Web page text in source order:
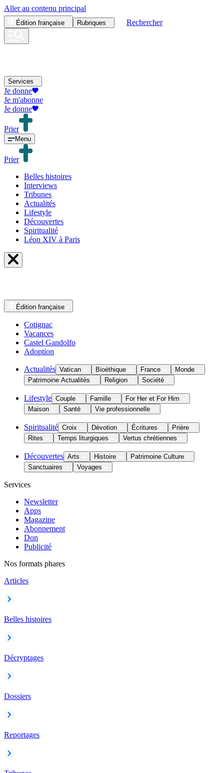
Aller au contenu principal
Édition française Rubriques Rechercher
Services
Je donne
Je m'abonne
Je donne
Prier
Menu
Prier
Belles histoires
Interviews
Tribunes
Actualités
Lifestyle
Découvertes
Spiritualité
Léon XIV à Paris
Édition française
Cotignac
Vacances
Castel Gandolfo
Adoption
Actualités Vatican Bioéthique France
Monde
Patrimoine Actualités
Religion Société
Lifestyle Couple Famille
For Her et For Him
Maison
Santé Vie professionnelle
Spiritualité Croix Dévotion Écritures
Prière
Rites
Temps liturgiques Vertus chrétiennes
Découvertes Arts Histoire
Patrimoine Culture
Sanctuaires
Voyages
Services
Newsletter
Apps
Magazine
Abonnement
Don
Publicité
Nos formats phares
Articles
Belles histoires
Décryptages
Dossiers
Reportages